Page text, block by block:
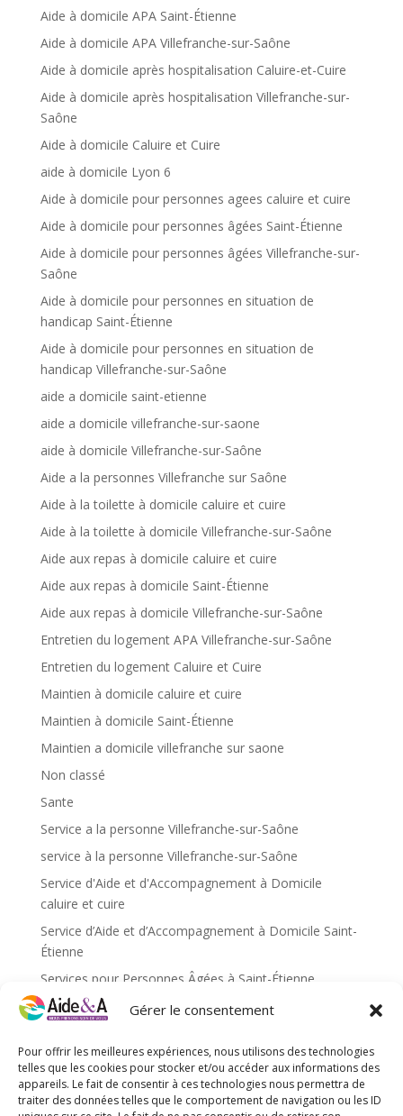
Gérer le consentement
Pour offrir les meilleures expériences, nous utilisons des technologies
telles que les cookies pour stocker et/ou accéder aux informations des
appareils. Le fait de consentir à ces technologies nous permettra de
traiter des données telles que le comportement de navigation ou les ID
Aide à domicile APA Saint-Étienne
Aide à domicile APA Villefranche-sur-Saône
Aide à domicile après hospitalisation Caluire-et-Cuire
Aide à domicile après hospitalisation Villefranche-sur-
Saône
Aide à domicile Caluire et Cuire
aide à domicile Lyon 6
Aide à domicile pour personnes agees caluire et cuire
Aide à domicile pour personnes âgées Saint-Étienne
Aide à domicile pour personnes âgées Villefranche-sur-
Saône
Aide à domicile pour personnes en situation de
handicap Saint-Étienne
Aide à domicile pour personnes en situation de
handicap Villefranche-sur-Saône
aide a domicile saint-etienne
aide a domicile villefranche-sur-saone
aide à domicile Villefranche-sur-Saône
Aide a la personnes Villefranche sur Saône
Aide à la toilette à domicile caluire et cuire
Aide à la toilette à domicile Villefranche-sur-Saône
Aide aux repas à domicile caluire et cuire
Aide aux repas à domicile Saint-Étienne
Aide aux repas à domicile Villefranche-sur-Saône
Entretien du logement APA Villefranche-sur-Saône
Entretien du logement Caluire et Cuire
Maintien à domicile caluire et cuire
Maintien à domicile Saint-Étienne
Maintien a domicile villefranche sur saone
Non classé
Sante
Service a la personne Villefranche-sur-Saône
service à la personne Villefranche-sur-Saône
Service d'Aide et d'Accompagnement à Domicile
caluire et cuire
Service d’Aide et d’Accompagnement à Domicile Saint-
Étienne
Services pour Personnes Âgées à Saint-Étienne
Services pour personnes âgées caluire et cuire
Services pour personnes âgées Villefranche-sur-Saône
Méta